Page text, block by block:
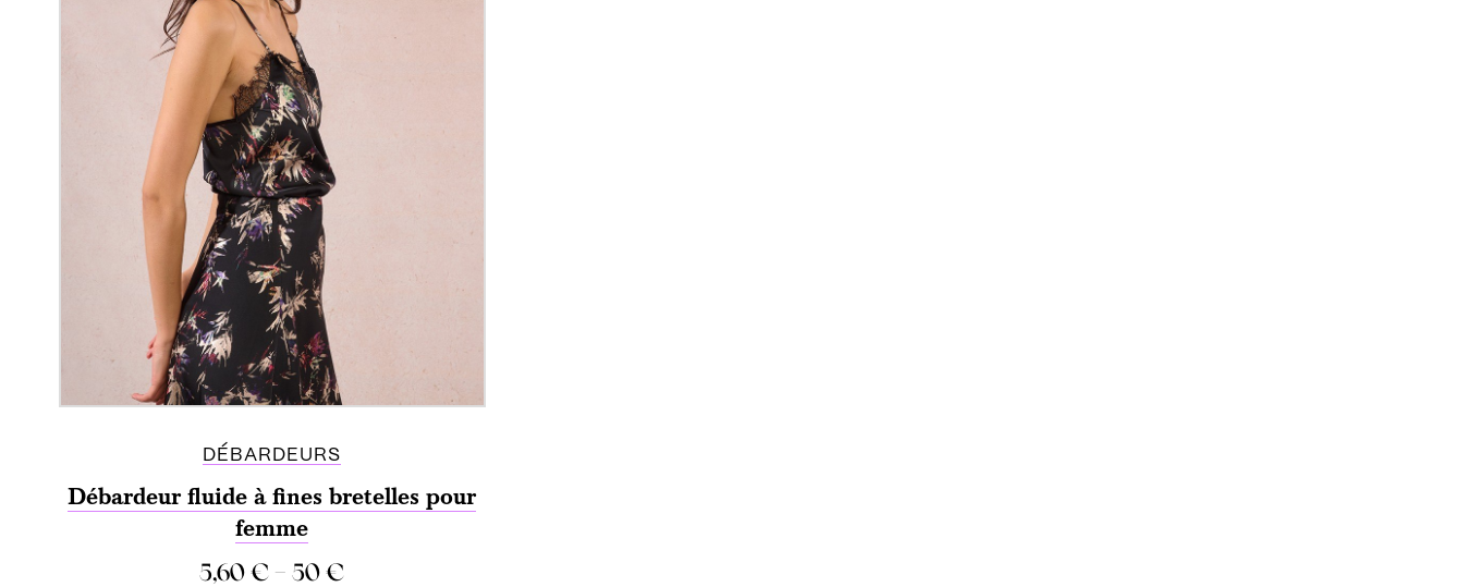
DÉBARDEURS
Débardeur fluide à fines bretelles pour
femme
5,60 € –50 €